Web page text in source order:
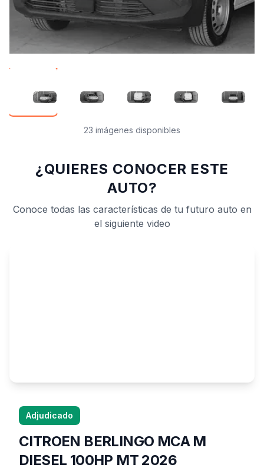
Imagen 1 Imagen 2 Imagen 3 Imagen 4 Imagen 5
23 imágenes disponibles
¿QUIERES CONOCER ESTE
AUTO?
Conoce todas las características de tu futuro auto en
el siguiente video
Adjudicado
CITROEN BERLINGO MCA M
DIESEL 100HP MT 2026